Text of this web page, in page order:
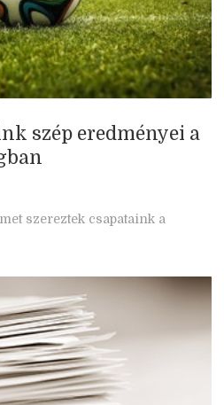
szép eredményei a
szereztek csapataink a